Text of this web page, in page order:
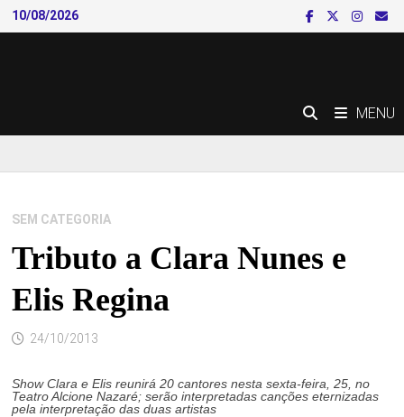
Skip
to
10/08/2026
MENU
SEM CATEGORIA
Tributo a Clara Nunes e
Elis Regina
24/10/2013
Show Clara e Elis reunirá 20 cantores nesta sexta-feira, 25, no
Teatro Alcione Nazaré; serão interpretadas canções eternizadas
pela interpretação das duas artistas